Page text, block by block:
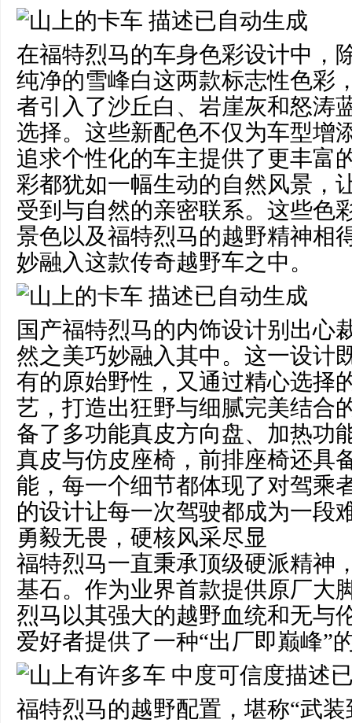
在福特烈马的车身色彩设计中，
纯净的雪峰白这两款标志性色彩
者引入了沙丘白、岩崖灰和怒涛
选择。这些新配色不仅为车型增
追求个性化的车主提供了更丰富
彩都犹如一幅生动的自然风景，
受到与自然的亲密联系。这些色
景色以及福特烈马的越野精神相
妙融入这款传奇越野车之中。
国产福特烈马的内饰设计别出心
然之美巧妙融入其中。这一设计
有的原始野性，又通过精心选择
艺，打造出狂野与细腻完美结合
备了多功能真皮方向盘、加热功
真皮与仿皮座椅，前排座椅还具
能，每一个细节都体现了对驾乘
的设计让每一次驾驶都成为一段
勇毅无畏，硬核风采尽显
福特烈马一直秉承顶级硬派精神
基石。作为业界首款提供原厂大
烈马以其强大的越野血统和无与
爱好者提供了一种“出厂即巅峰”
福特烈马的越野配置，堪称“武